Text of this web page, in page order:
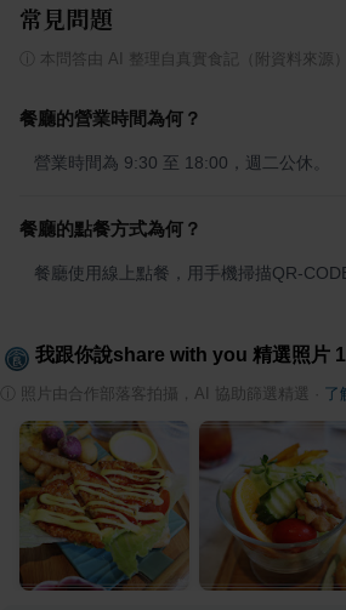
常見問題
本問答由 AI 整理自真實食記（附資料來源）
餐廳的營業時間為何？
營業時間為 9:30 至 18:00，週二公休。
餐廳的點餐方式為何？
餐廳使用線上點餐，用手機掃描QR-
我跟你說share with you 精選照片
照片由合作部落客拍攝，AI 協助篩選精選